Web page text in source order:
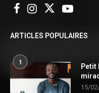
ARTICLES POPULAIRES
1
Petit
15/